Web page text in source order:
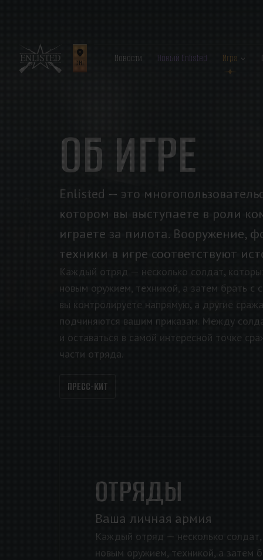
СНГ Новости Новый Enlisted Игра
ОБ ИГРЕ
Enlisted — это
котором вы выступаете в роли
играете за пилота. Вооружение,
техники в игре соответствуют
Каждый отряд — несколько солдат,
новым оружием, техникой, а затем брать с
вы контролируете напрямую, а другие
подчиняются вашим приказам. Между
и оставаться в самой интересной точке
части отряда.
ПРЕСС-КИТ
ОТРЯДЫ
Ваша личная армия
Каждый отряд — несколько
новым оружием, техникой, а затем